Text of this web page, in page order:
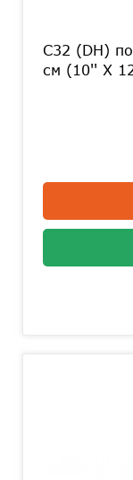
C32 (DH)
см (10'' X